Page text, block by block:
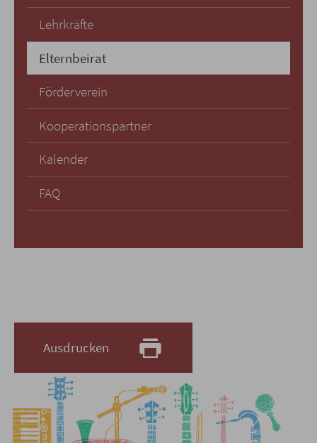
Lehrkräfte
Elternbeirat
Förderverein
Kooperationspartner
Kalender
FAQ
Ausdrucken